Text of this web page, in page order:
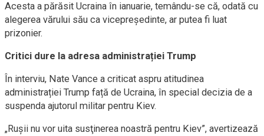
Acesta a părăsit Ucraina în ianuarie, temându-se că, odată cu
alegerea vărului său ca vicepreședinte, ar putea fi luat
prizonier.
Critici dure la adresa administrației Trump
În interviu, Nate Vance a criticat aspru atitudinea
administrației Trump față de Ucraina, în special decizia de a
suspenda ajutorul militar pentru Kiev.
„Ruşii nu vor uita susţinerea noastră pentru Kiev”, avertizează